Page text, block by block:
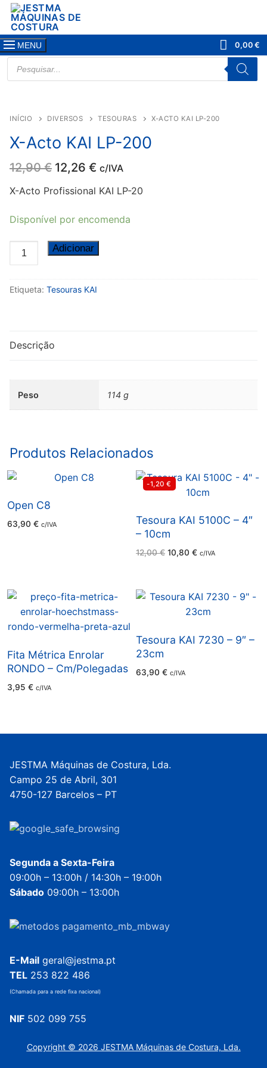
Saltar
para
conteúdo
MENU 0,00€
PRODUCTS
SEARCH
INÍCIO DIVERSOS TESOURAS X-ACTO KAI LP-200
X-Acto KAI LP-200
12,90€ O
preço
original
12,90 €.
12,26 € O
atual
12,26 €.
c/IVA
X-Acto Profissional KAI LP-20
Disponível por encomenda
Quantidade
de
Acto
Adicionar
Etiqueta: Tesouras KAI
Descrição
Peso 114 g
Produtos Relacionados
Open C8
63,90 € c/IVA
-1,20€
Tesoura KAI 5100C – 4″
– 10cm
12,00€ O
preço
10,80 €O
preço
c/IVA
Fita Métrica Enrolar
RONDO – Cm/Polegadas
3,95 € c/IVA
Tesoura KAI 7230 – 9″ –
23cm
63,90 € c/IVA
JESTMA Máquinas de Costura, Lda.
Campo 25 de Abril, 301
4750-127 Barcelos – PT
Segunda a Sexta-Feira
09:00h – 13:00h / 14:30h – 19:00h
Sábado 09:00h – 13:00h
E-Mail geral@jestma.pt
TEL 253 822 486
(Chamada para a rede fixa nacional)
NIF 502 099 755
Copyright © 2026 JESTMA Máquinas de Costura, Lda.